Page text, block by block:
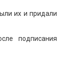
их и придали
подписания